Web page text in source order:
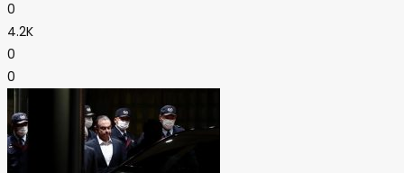
0
4.2K
0
0